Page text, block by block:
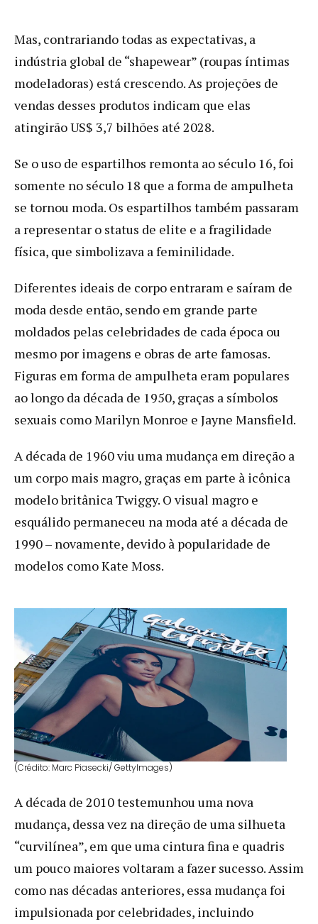
Mas, contrariando todas as expectativas, a
indústria global de “shapewear” (roupas íntimas
modeladoras) está crescendo. As projeções de
vendas desses produtos indicam que elas
atingirão US$ 3,7 bilhões até 2028.
Se o uso de espartilhos remonta ao século 16, foi
somente no século 18 que a forma de ampulheta
se tornou moda. Os espartilhos também passaram
a representar o status de elite e a fragilidade
física, que simbolizava a feminilidade.
Diferentes ideais de corpo entraram e saíram de
moda desde então, sendo em grande parte
moldados pelas celebridades de cada época ou
mesmo por imagens e obras de arte famosas.
Figuras em forma de ampulheta eram populares
ao longo da década de 1950, graças a símbolos
sexuais como Marilyn Monroe e Jayne Mansfield.
A década de 1960 viu uma mudança em direção a
um corpo mais magro, graças em parte à icônica
modelo britânica Twiggy. O visual magro e
esquálido permaneceu na moda até a década de
1990 – novamente, devido à popularidade de
modelos como Kate Moss.
(Crédito: Marc Piasecki/ GettyImages)
A década de 2010 testemunhou uma nova
mudança, dessa vez na direção de uma silhueta
“curvilínea”, em que uma cintura fina e quadris
um pouco maiores voltaram a fazer sucesso. Assim
como nas décadas anteriores, essa mudança foi
impulsionada por celebridades, incluindo